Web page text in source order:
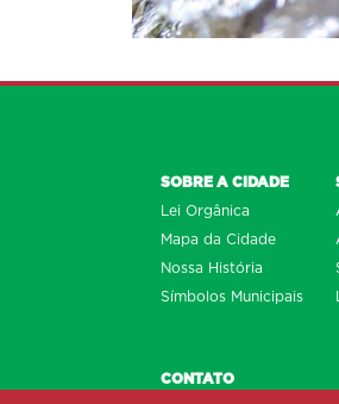
SOBRE A CIDADE
Lei Orgânica
Mapa da Cidade
Nossa História
Símbolos Municipais
CONTATO